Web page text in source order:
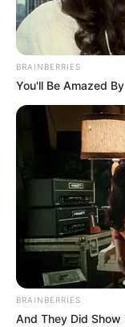
TEMAS
BELLO,
NOTICIAS
FISCALÍA
BRAINBERRIES
You'll Be Amazed
BRAINBERRIES
And They Did Show